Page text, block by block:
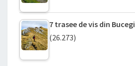
7 trasee de vis din Bucegi
(26.273)